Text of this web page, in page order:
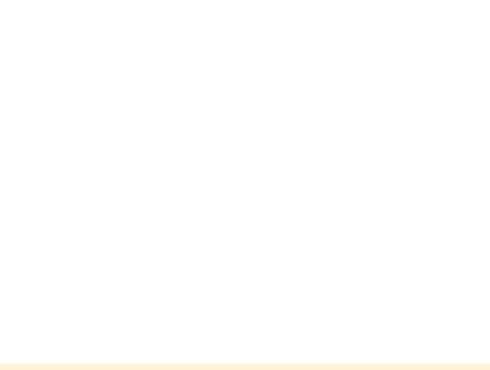
※シミュレーション結果は入力された条件で